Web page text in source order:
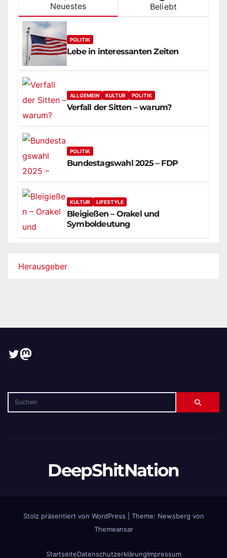
Neuestes Beliebt
POLITIK
Lebe in interessanten Zeiten
ALLGEMEIN KULTUR POLITIK
Verfall der Sitten – warum?
POLITIK
Bundestagswahl 2025 – FDP
KULTUR LIFESTYLE
Bleigießen – Orakel und
Symboldeutung
Herausgeber
Twitter
Mastodon
DeepShitNation
Stolz präsentiert von WordPress Theme: Newsberg von
Themeansar
StartseiteDatenschutzerklärungImpressum